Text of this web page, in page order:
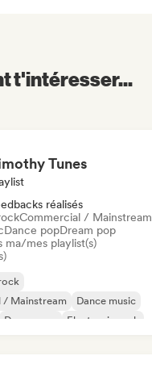
t'intéresser...
Tunes
réalisés
Commercial / Mainstream
Dance popDream pop
ma/mes playlist(s)
/ Mainstream
Dance music
Dream pop
Electronic rock